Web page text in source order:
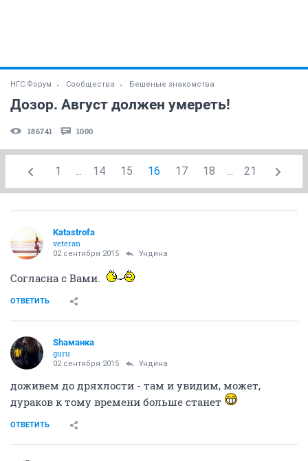
НГС.Форум Сообщества Бешеные знакомства
Дозор. Август должен умереть!
186741 1000
1 ... 14 15 16 17 18 ... 21
Katastrofa
veteran
02 сентября 2015 Ундинa
Согласна с Вами.
ОТВЕТИТЬ
Shаманка
guru
02 сентября 2015 Ундинa
доживем до дряхлости - там и увидим, может,
дураков к тому времени больше станет
ОТВЕТИТЬ